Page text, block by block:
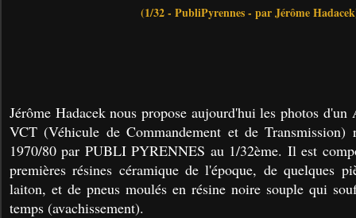
(1/32 - PubliPyrennes - par Jérôme
Jérôme Hadacek nous propose aujourd'hui les photos
VCT (Véhicule de Commandement et de Transmission)
1970/80 par PUBLI PYRENNES au 1/32ème. Il est
premières résines céramique de l'époque, de quelques
laiton, et de pneus moulés en résine noire souple qui
temps (avachissement).